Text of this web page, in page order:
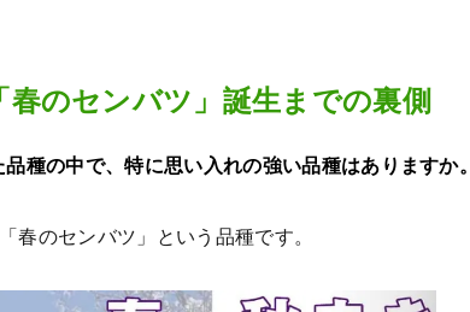
春のセンバツ」誕生までの裏側
種の中で、特に思い入れの強い品種はありますか。
春のセンバツ」という品種です。